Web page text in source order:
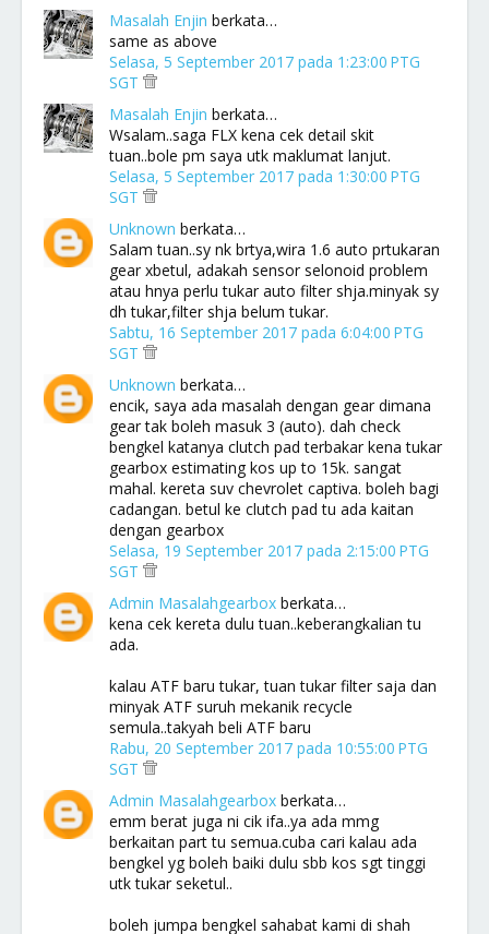
Masalah Enjin berkata…
same as above
Selasa, 5 September 2017 pada 1:23:00 PTG
SGT
Masalah Enjin berkata…
Wsalam..saga FLX kena cek detail skit
tuan..bole pm saya utk maklumat lanjut.
Selasa, 5 September 2017 pada 1:30:00 PTG
SGT
Unknown berkata…
Salam tuan..sy nk brtya,wira 1.6 auto prtukaran
gear xbetul, adakah sensor selonoid problem
atau hnya perlu tukar auto filter shja.minyak sy
dh tukar,filter shja belum tukar.
Sabtu, 16 September 2017 pada 6:04:00 PTG
SGT
Unknown berkata…
encik, saya ada masalah dengan gear dimana
gear tak boleh masuk 3 (auto). dah check
bengkel katanya clutch pad terbakar kena tukar
gearbox estimating kos up to 15k. sangat
mahal. kereta suv chevrolet captiva. boleh bagi
cadangan. betul ke clutch pad tu ada kaitan
dengan gearbox
Selasa, 19 September 2017 pada 2:15:00 PTG
SGT
Admin Masalahgearbox berkata…
kena cek kereta dulu tuan..keberangkalian tu
ada.
kalau ATF baru tukar, tuan tukar filter saja dan
minyak ATF suruh mekanik recycle
semula..takyah beli ATF baru
Rabu, 20 September 2017 pada 10:55:00 PTG
SGT
Admin Masalahgearbox berkata…
emm berat juga ni cik ifa..ya ada mmg
berkaitan part tu semua.cuba cari kalau ada
bengkel yg boleh baiki dulu sbb kos sgt tinggi
utk tukar seketul..
boleh jumpa bengkel sahabat kami di shah